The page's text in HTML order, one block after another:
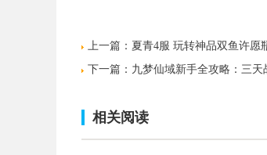
上一篇： 夏青4服 玩转神品双鱼许愿
下一篇： 九梦仙域新手全攻略：三
相关阅读